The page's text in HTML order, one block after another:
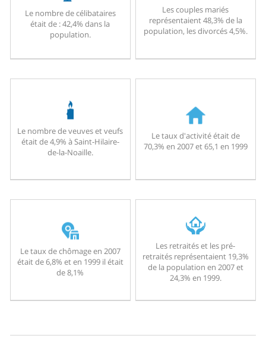
Le nombre de célibataires
était de : 42,4% dans la
population.
Les couples mariés
représentaient 48,3% de la
population, les divorcés 4,5%.
Le nombre de veuves et veufs
était de 4,9% à Saint-Hilaire-
de-la-Noaille.
Le taux d'activité était de
70,3% en 2007 et 65,1 en 1999
Le taux de chômage en 2007
était de 6,8% et en 1999 il était
de 8,1%
Les retraités et les pré-
retraités représentaient 19,3%
de la population en 2007 et
24,3% en 1999.